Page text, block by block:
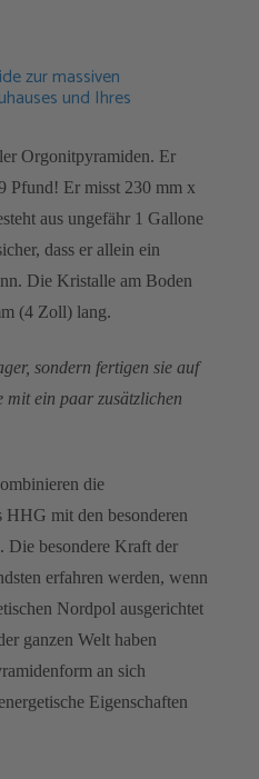
zur massiven
und Ihres
Orgonitpyramiden. Er
Pfund! Er misst 230 mm x
aus ungefähr 1 Gallone
dass er allein ein
Die Kristalle am Boden
(4 Zoll) lang.
sondern fertigen sie auf
mit ein paar zusätzlichen
die
HHG mit den besonderen
Die besondere Kraft der
erfahren werden, wenn
Nordpol ausgerichtet
ganzen Welt haben
an sich
Eigenschaften